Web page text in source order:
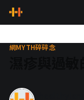
網MYTH碎碎念